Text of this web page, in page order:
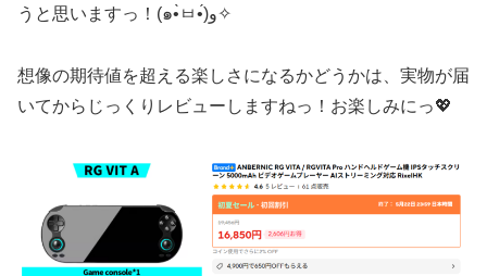
うと思いますっ！(๑•̀ㅂ•́)و✧
想像の期待値を超える楽しさになるかどうかは、実物が届
いてからじっくりレビューしますねっ！お楽しみにっ💖